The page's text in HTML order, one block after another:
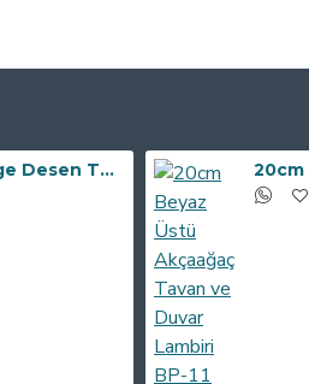
20cm Düz Gölge Desen Tavan ve Duvar Lambiri BP-10